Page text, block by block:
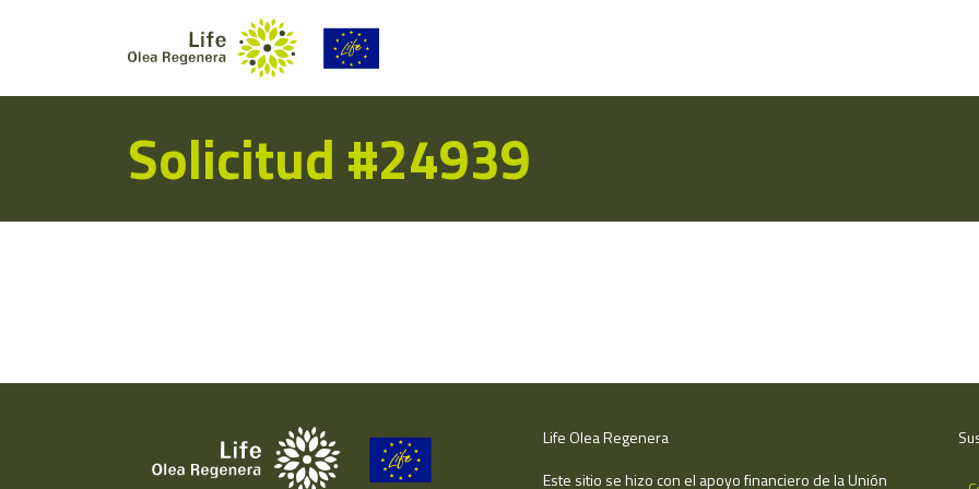
Solicitud #24939
Life Olea Regenera
Este sitio se hizo con el apoyo financiero de la Unión